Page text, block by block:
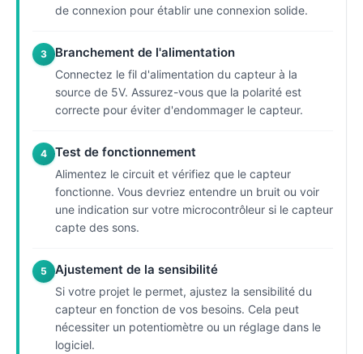
de connexion pour établir une connexion solide.
3 Branchement de l'alimentation
Connectez le fil d'alimentation du capteur à la
source de 5V. Assurez-vous que la polarité est
correcte pour éviter d'endommager le capteur.
4 Test de fonctionnement
Alimentez le circuit et vérifiez que le capteur
fonctionne. Vous devriez entendre un bruit ou voir
une indication sur votre microcontrôleur si le capteur
capte des sons.
5 Ajustement de la sensibilité
Si votre projet le permet, ajustez la sensibilité du
capteur en fonction de vos besoins. Cela peut
nécessiter un potentiomètre ou un réglage dans le
logiciel.